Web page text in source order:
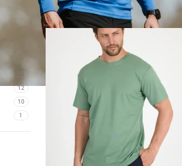
43
12
10
1
Εμφάνισε
9 12 18 24